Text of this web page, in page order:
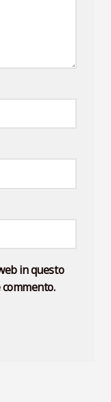
in questo